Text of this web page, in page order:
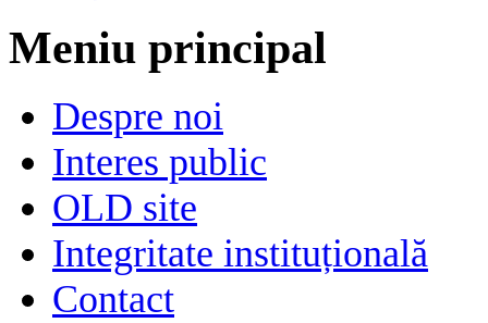
Meniu principal
Despre noi
Interes public
OLD site
Integritate instituțională
Contact